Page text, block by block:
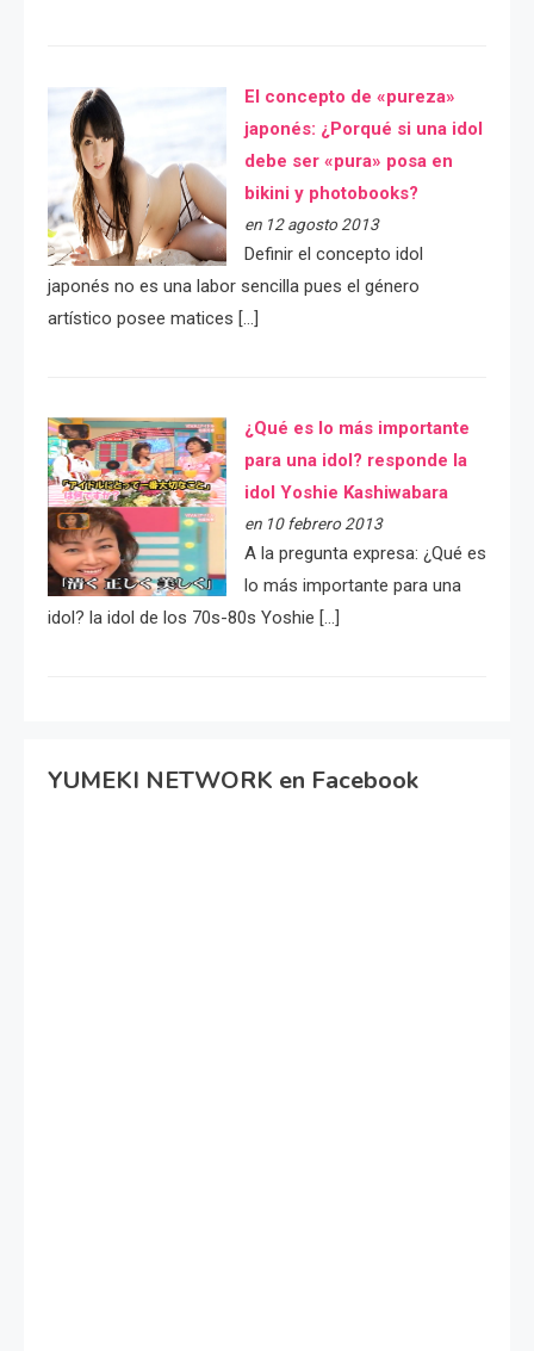
El concepto de «pureza»
japonés: ¿Porqué si una idol
debe ser «pura» posa en
bikini y photobooks?
en 12 agosto 2013
Definir el concepto idol
japonés no es una labor sencilla pues el género
artístico posee matices […]
¿Qué es lo más importante
para una idol? responde la
idol Yoshie Kashiwabara
en 10 febrero 2013
A la pregunta expresa: ¿Qué es
lo más importante para una
idol? la idol de los 70s-80s Yoshie […]
YUMEKI NETWORK en Facebook